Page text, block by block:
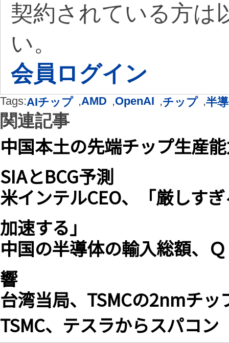
契約されている方は
い。
会員ログイン
Tags:AIチップ ,AMD ,OpenAI ,チップ ,半
関連記事
中国本土の先端チップ生産
SIAとBCG予測
米インテルCEO、「厳しす
加速する」
中国の半導体の輸入総額、
響
台湾当局、TSMCの2nmチ
TSMC、テスラからスパコ